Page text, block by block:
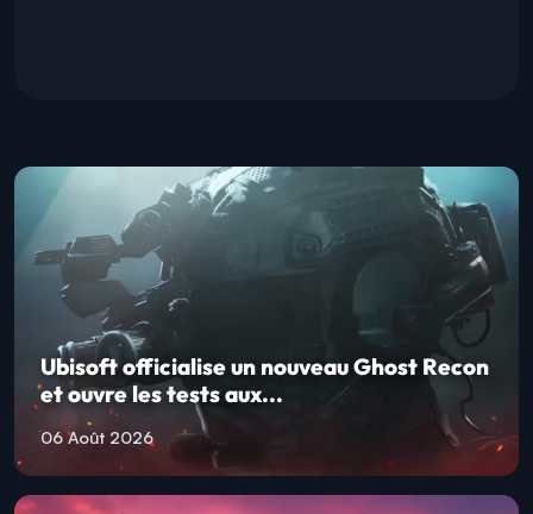
Ubisoft officialise un nouveau Ghost Recon
et ouvre les tests aux...
06 Août 2026